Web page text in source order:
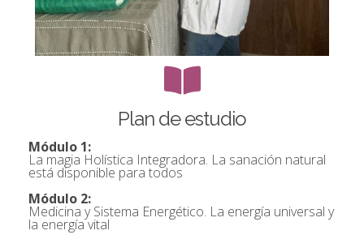
Plan de estudio
Módulo 1:
La magia Holística Integradora. La sanación natural
está disponible para todos
Módulo 2:
Medicina y Sistema Energético. La energía universal y
la energía vital